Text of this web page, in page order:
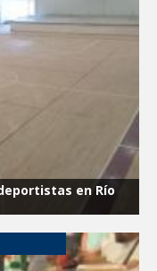
en Río